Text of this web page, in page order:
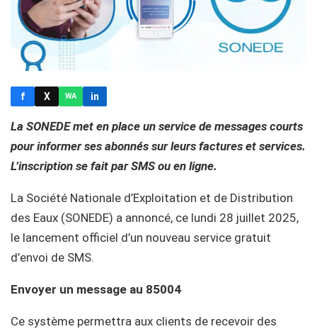
f X WA in
La SONEDE met en place un service de messages courts
pour informer ses abonnés sur leurs factures et services.
L’inscription se fait par SMS ou en ligne.
La Société Nationale d’Exploitation et de Distribution
des Eaux (SONEDE) a annoncé, ce lundi 28 juillet 2025,
le lancement officiel d’un nouveau service gratuit
d’envoi de SMS.
Envoyer un message au 85004
Ce système permettra aux clients de recevoir des